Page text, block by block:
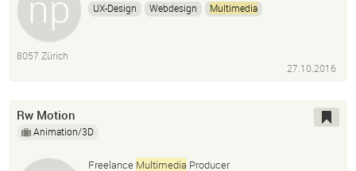
UX-Design Webdesign Multimedia
8057 Zürich
27.10.2016
Rw Motion
Animation/3D
Freelance Multimedia Producer